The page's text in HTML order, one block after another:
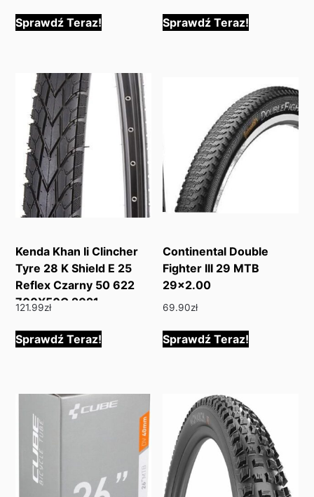
Sprawdź Teraz! Sprawdź Teraz!
Kenda Khan Ii Clincher
Tyre 28 K Shield E 25
Reflex Czarny 50 622
700X50C 2021
121.99zł
Sprawdź Teraz!
Continental Double
Fighter III 29 MTB
29×2.00
69.90zł
Sprawdź Teraz!